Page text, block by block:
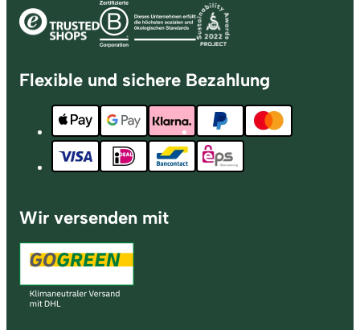
Flexible und sichere Bezahlung
Wir versenden mit